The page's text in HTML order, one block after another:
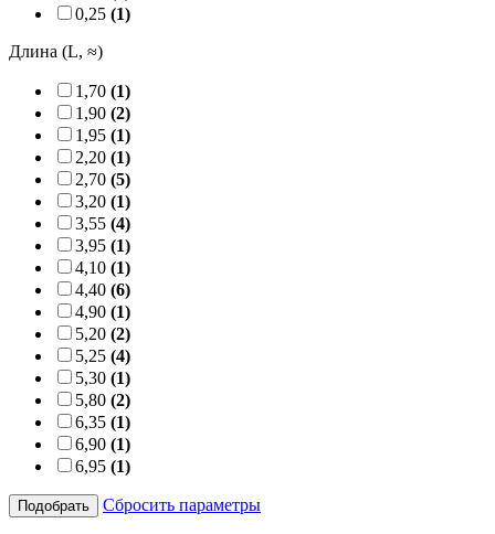
0,25 (1)
Длина (L, ≈)
1,70 (1)
1,90 (2)
1,95 (1)
2,20 (1)
2,70 (5)
3,20 (1)
3,55 (4)
3,95 (1)
4,10 (1)
4,40 (6)
4,90 (1)
5,20 (2)
5,25 (4)
5,30 (1)
5,80 (2)
6,35 (1)
6,90 (1)
6,95 (1)
Подобрать Сбросить параметры